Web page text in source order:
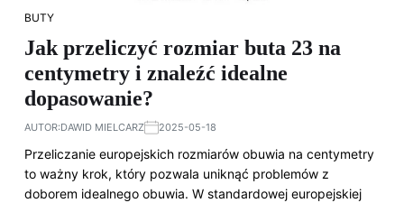
BUTY
Jak przeliczyć rozmiar buta 23 na
centymetry i znaleźć idealne
dopasowanie?
AUTOR:DAWID MIELCARZ 2025-05-18
Przeliczanie europejskich rozmiarów obuwia na centymetry
to ważny krok, który pozwala uniknąć problemów z
doborem idealnego obuwia. W standardowej europejskiej